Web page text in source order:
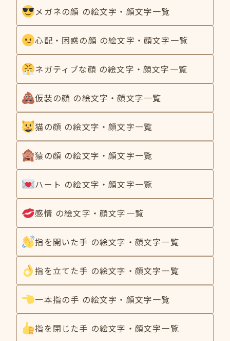
メガネの顔 の絵文字・顔文字一覧
心配・困惑の顔 の絵文字・顔文字一覧
ネガティブな顔 の絵文字・顔文字一覧
仮装の顔 の絵文字・顔文字一覧
猫の顔 の絵文字・顔文字一覧
猿の顔 の絵文字・顔文字一覧
ハート の絵文字・顔文字一覧
感情 の絵文字・顔文字一覧
指を開いた手 の絵文字・顔文字一覧
指を立てた手 の絵文字・顔文字一覧
一本指の手 の絵文字・顔文字一覧
指を閉じた手 の絵文字・顔文字一覧